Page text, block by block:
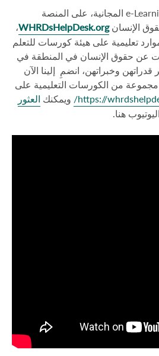
مساحة التعلم عن بعد e-Learning المجانية، على المنصة
الإنسانWHRDsHelpDesk.org،
تعليمية على هيئة كورسات للتعلم
عن حقوق الإنسان في المنطقة في
وخبراتهن، انضمِ إلينا الآن
من الكورسات التعليمية على
https:// ويمكنك العثور
هنا.